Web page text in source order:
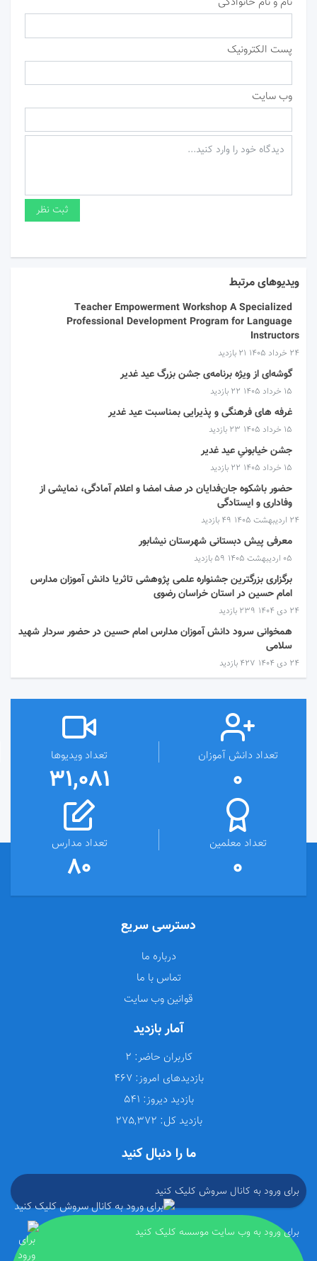
پست الکترونیک
وب سایت
ویدیوهای مرتبط
Teacher Empowerment Workshop A Specialized
Professional Development Program for Language
Instructors
۲۴ خرداد ۱۴۰۵ 21 بازدید
گوشه‌ای از ویژه برنامه‌ی جشن بزرگ عید غدیر
۱۵ خرداد ۱۴۰۵ 22 بازدید
غرفه های فرهنگی و پذیرایی بمناسبت عید غدیر
۱۵ خرداد ۱۴۰۵ 23 بازدید
جشن خیابونیِ عید غدیر
۱۵ خرداد ۱۴۰۵ 22 بازدید
حضور باشکوه جان‌فدایان در صف امضا و اعلام آمادگی، نمایشی از
وفاداری و ایستادگی
۲۴ اردیبهشت ۱۴۰۵ 49 بازدید
معرفی پیش دبستانی شهرستان نیشابور
۰۵ اردیبهشت ۱۴۰۵ 59 بازدید
برگزاری بزرگترین جشنواره علمی پژوهشی تاثریا دانش آموزان مدارس
امام حسین در استان خراسان رضوی
۲۴ دی ۱۴۰۴ 239 بازدید
همخوانی سرود دانش آموزان مدارس امام حسین در حضور سردار شهید
سلامی
۲۴ دی ۱۴۰۴ 427 بازدید
تعداد دانش آموزان
0
تعداد ویدیوها
31,081
تعداد معلمین
0
تعداد مدارس
80
دسترسی سریع
درباره ما
تماس با ما
قوانین وب سایت
آمار بازدید
کاربران حاضر:
بازدیدهای امروز: 467
بازدید دیروز:
بازدید کل:
ما را دنبال کنید
برای ورود به کانال سروش کلیک کنید
برای ورود به وب سایت موسسه کلیک کنید